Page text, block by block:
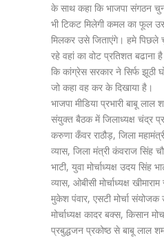
के साथ कहा कि भाजपा संगठन
भी टिकट मिलेगी कमल का फूल
मिलकर उसे जिताएंगे। हमे
रहे वहां का वोट प्रतिशत
कि कांग्रेस सरकार ने सिर्फ झूठी
जो कहा वह कर के दिखाया है।
भाजपा मीडिया प्रभारी बाबू
संयुक्त बैठक में जिलाध्यक्ष चंद्र
करुणा कँवर राठौड़, जिला
व्यास, जिला मंत्री कंवराज सिंह
भाटी, युवा मोर्चाध्यक्ष उदय सिंह
व्यास, ओबीसी मोर्चाध्यक्ष
मुकेश पंवार, एसटी मोर्चा संयोजक
मोर्चाध्यक्ष कादर बक्स, किसान
प्रबुद्धजन प्रकोष्ठ से बाबू लाल